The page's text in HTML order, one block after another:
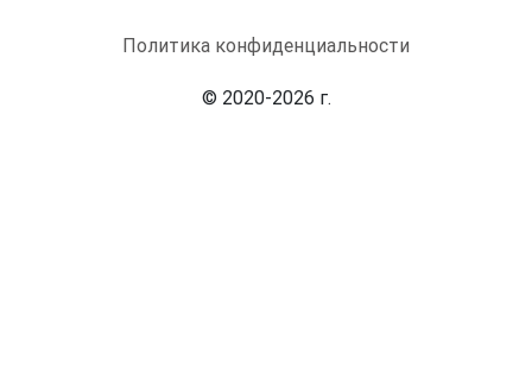
Политика конфиденциальности
© 2020-2026 г.